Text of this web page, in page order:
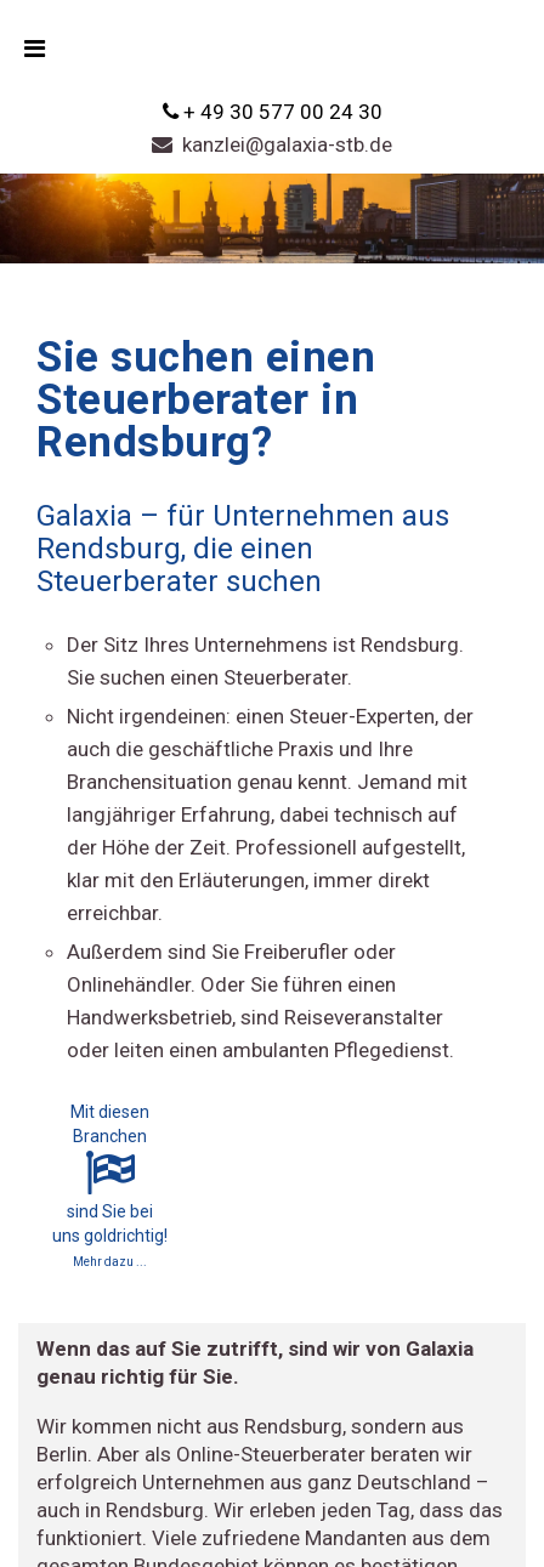
+ 49 30 577 00 24 30
kanzlei@galaxia-stb.de
Sie suchen einen
Steuerberater in
Rendsburg?
Galaxia – für Unternehmen aus
Rendsburg, die einen
Steuerberater suchen
Der Sitz Ihres Unternehmens ist Rendsburg.
Sie suchen einen Steuerberater.
Nicht irgendeinen: einen Steuer-Experten, der
auch die geschäftliche Praxis und Ihre
Branchensituation genau kennt. Jemand mit
langjähriger Erfahrung, dabei technisch auf
der Höhe der Zeit. Professionell aufgestellt,
klar mit den Erläuterungen, immer direkt
erreichbar.
Außerdem sind Sie Freiberufler oder
Onlinehändler. Oder Sie führen einen
Handwerksbetrieb, sind Reiseveranstalter
oder leiten einen ambulanten Pflegedienst.
Mit diesen
Branchen
sind Sie bei
uns goldrichtig!
Mehr dazu ...
Wenn das auf Sie zutrifft, sind wir von Galaxia
genau richtig für Sie.
Wir kommen nicht aus Rendsburg, sondern aus
Berlin. Aber als Online-Steuerberater beraten wir
erfolgreich Unternehmen aus ganz Deutschland –
auch in Rendsburg. Wir erleben jeden Tag, dass das
funktioniert. Viele zufriedene Mandanten aus dem